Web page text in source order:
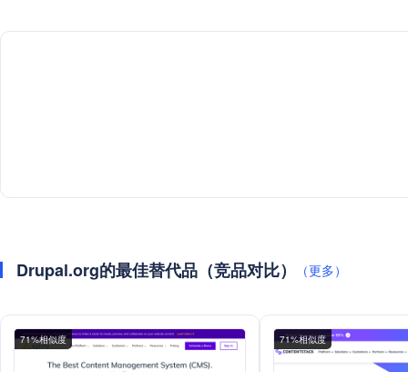
Drupal.org的最佳替代品（竞品对比） （更多）
71%相似度 71%相似度